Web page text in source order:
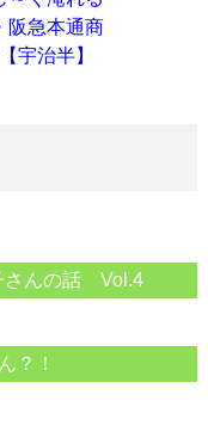
阪急本通商
宇治半】
さんの話 Vol.4
？！